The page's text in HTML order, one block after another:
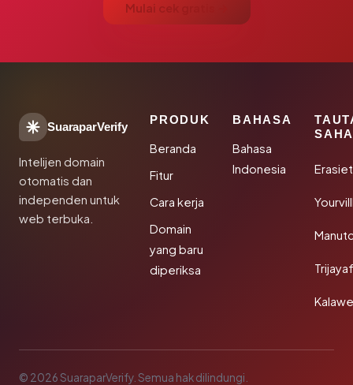
Mulai cek gratis →
SuaraparVerify
Intelijen domain
otomatis dan
independen untuk
web terbuka.
PRODUK
Beranda
Fitur
Cara kerja
Domain
yang baru
diperiksa
BAHASA
Bahasa
Indonesia
© 2026 SuaraparVerify. Semua hak dilindungi.